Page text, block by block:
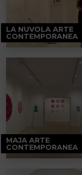
LA NUVOLA ARTE
CONTEMPORANEA
MAJA ARTE
CONTEMPORANEA